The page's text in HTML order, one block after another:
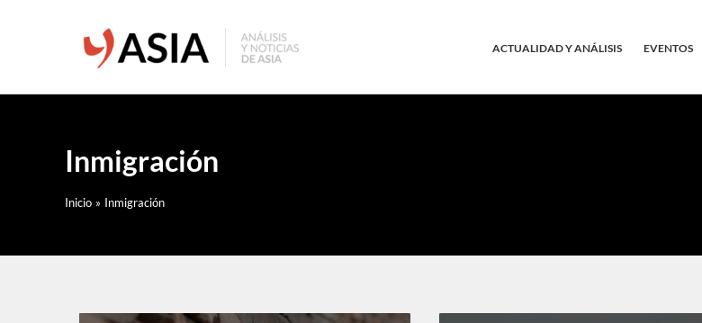
ACTUALIDAD Y ANÁLISIS EVENTOS
Inmigración
Inicio Inmigración